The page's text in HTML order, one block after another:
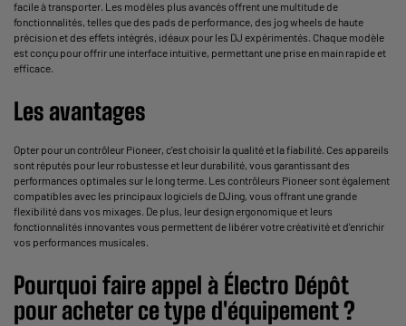
facile à transporter. Les modèles plus avancés offrent une multitude de
fonctionnalités, telles que des pads de performance, des jog wheels de haute
précision et des effets intégrés, idéaux pour les DJ expérimentés. Chaque modèle
est conçu pour offrir une interface intuitive, permettant une prise en main rapide et
efficace.
Les avantages
Opter pour un contrôleur Pioneer, c'est choisir la qualité et la fiabilité. Ces appareils
sont réputés pour leur robustesse et leur durabilité, vous garantissant des
performances optimales sur le long terme. Les contrôleurs Pioneer sont également
compatibles avec les principaux logiciels de DJing, vous offrant une grande
flexibilité dans vos mixages. De plus, leur design ergonomique et leurs
fonctionnalités innovantes vous permettent de libérer votre créativité et d'enrichir
vos performances musicales.
Pourquoi faire appel à Électro Dépôt
pour acheter ce type d'équipement ?